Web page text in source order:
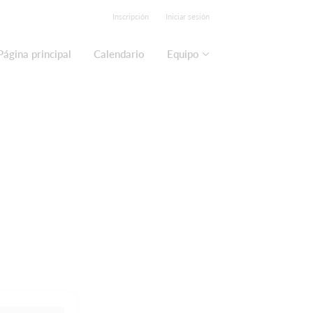
Inscripción Iniciar sesión
principal Calendario Equipo